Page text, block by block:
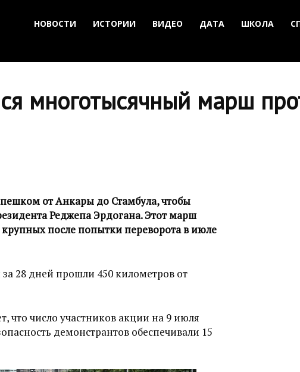
НОВОСТИ ИСТОРИИ ВИДЕО ДАТА ШКОЛА
многотысячный марш
от Анкары до Стамбула, чтобы
Реджепа Эрдогана. Этот марш
после попытки переворота в июле
28 дней прошли 450 километров от
что число участников акции на 9 июля
демонстрантов обеспечивали 15